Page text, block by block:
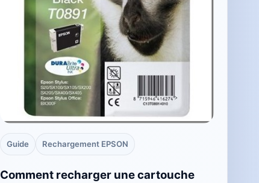
Guide Rechargement EPSON
Comment recharger une cartouche